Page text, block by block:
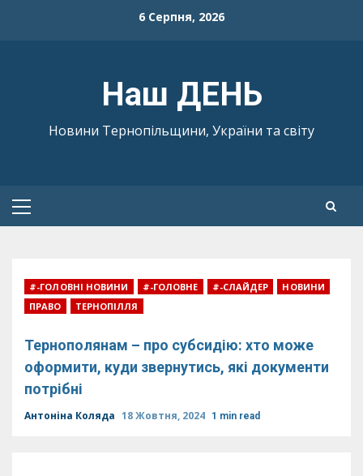
6 Серпня, 2026
Наш ДЕНЬ
Новини Тернопільщини, України та світу
Primary
#-ГОЛОВНІ НОВИНИ #-ГОЛОВНЕ #-СЛАЙДЕР
НОВИНИ
ПРАВО
ТЕРНОПІЛЛЯ
Тернополянам – про субсидію: хто може
оформити, куди звернутись, які документи
потрібні
Антоніна Коляда 18 Жовтня, 2024 1 min read